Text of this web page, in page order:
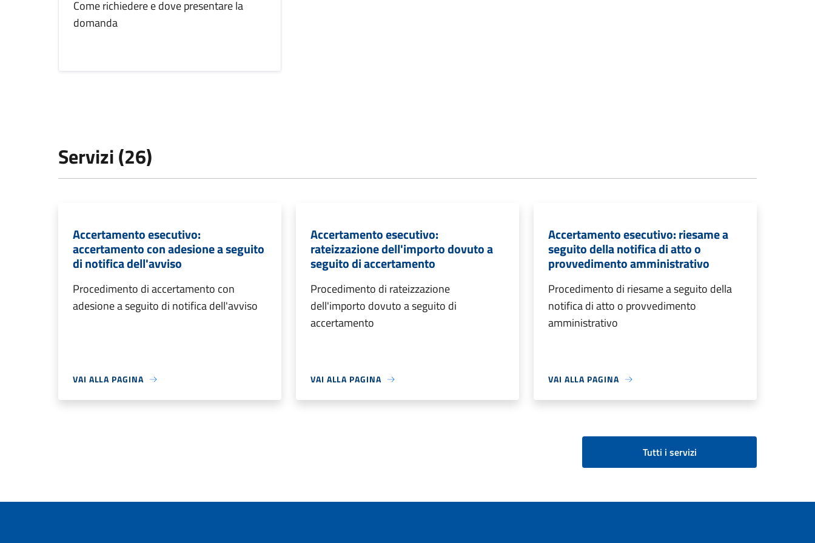
Come richiedere e dove presentare la
domanda
Servizi (26)
Accertamento esecutivo:
accertamento con adesione a seguito
di notifica dell'avviso
Procedimento di accertamento con
adesione a seguito di notifica dell'avviso
VAI ALLA PAGINA
Accertamento esecutivo:
rateizzazione dell'importo dovuto a
seguito di accertamento
Procedimento di rateizzazione
dell'importo dovuto a seguito di
accertamento
VAI ALLA PAGINA
Accertamento esecutivo: riesame a
seguito della notifica di atto o
provvedimento amministrativo
Procedimento di riesame a seguito della
notifica di atto o provvedimento
amministrativo
VAI ALLA PAGINA
Tutti i servizi